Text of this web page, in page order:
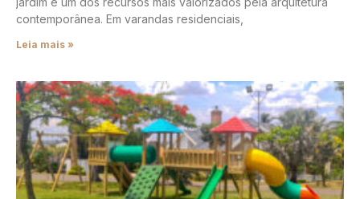
contemporânea. Em varandas residenciais,
Leia mais »